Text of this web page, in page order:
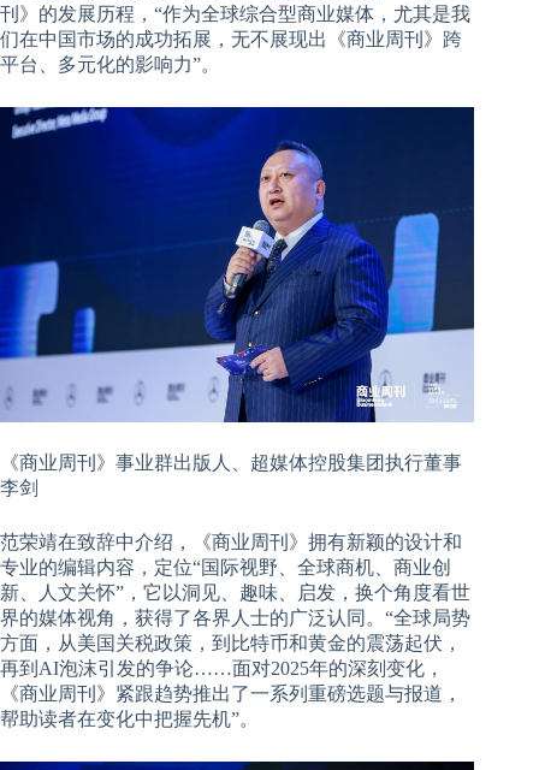
刊》的发展历程，“作为全球综合型商业媒体，尤其是我
们在中国市场的成功拓展，无不展现出《商业周刊》跨
平台、多元化的影响力”。
《商业周刊》事业群出版人、超媒体控股集团执行董事
李剑
范荣靖在致辞中介绍，《商业周刊》拥有新颖的设计和
专业的编辑内容，定位“国际视野、全球商机、商业创
新、人文关怀”，它以洞见、趣味、启发，换个角度看世
界的媒体视角，获得了各界人士的广泛认同。“全球局势
方面，从美国关税政策，到比特币和黄金的震荡起伏，
再到AI泡沫引发的争论……面对2025年的深刻变化，
《商业周刊》紧跟趋势推出了一系列重磅选题与报道，
帮助读者在变化中把握先机”。